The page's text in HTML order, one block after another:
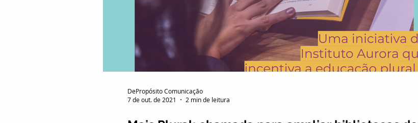
DePropósito Comunicação
7 de out. de 2021
2 min de leitura